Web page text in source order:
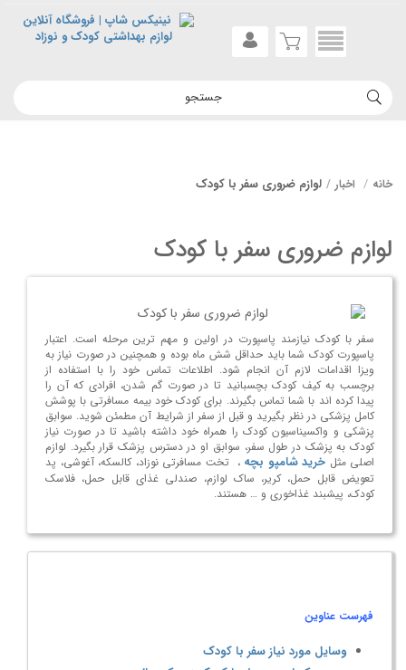
خانه اخبار لوازم ضروری سفر با کودک
لوازم ضروری سفر با کودک
سفر با کودک نیازمند پاسپورت در اولین و مهم ترین مرحله است. اعتبار
پاسپورت کودک شما باید حداقل شش ماه بوده و همچنین در صورت نیاز به
ویزا اقدامات لازم آن انجام شود. اطلاعات تماس خود را با استفاده از
برچسب به کیف کودک بچسبانید تا در صورت گم شدن، افرادی که آن را
پیدا کرده اند با شما تماس بگیرند. برای کودک خود بیمه مسافرتی با پوشش
کامل پزشکی در نظر بگیرید و قبل از سفر از شرایط آن مطمئن شوید. سوابق
پزشکی و واکسیناسیون کودک را همراه خود داشته باشید تا در صورت نیاز
کودک به پزشک در طول سفر، سوابق او در دسترس پزشک قرار بگیرد. لوازم
اصلی مثل خرید شامپو بچه ، تخت مسافرتی نوزاد، کالسکه، آغوشی، پد
تعویض قابل حمل، کریر، ساک لوازم، صندلی غذای قابل حمل، فلاسک
کودک، پیشبند غذاخوری و … هستند.
فهرست عناوین
وسایل مورد نیاز سفر با کودک